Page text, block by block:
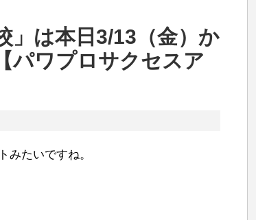
」は本日3/13（金）か
パワプロサクセスア
みたいですね。